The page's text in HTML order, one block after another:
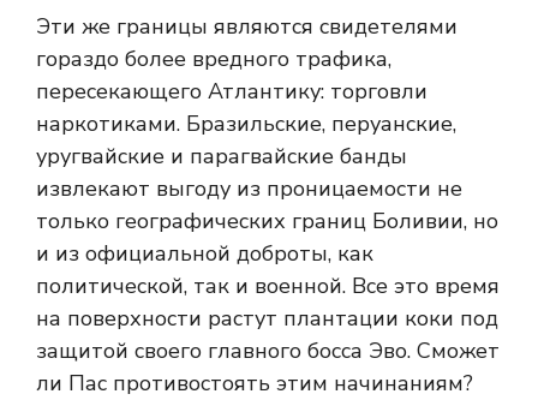
Эти же границы являются свидетелями
гораздо более вредного трафика,
пересекающего Атлантику: торговли
наркотиками. Бразильские, перуанские,
уругвайские и парагвайские банды
извлекают выгоду из проницаемости не
только географических границ Боливии, но
и из официальной доброты, как
политической, так и военной. Все это время
на поверхности растут плантации коки под
защитой своего главного босса Эво. Сможет
ли Пас противостоять этим начинаниям?